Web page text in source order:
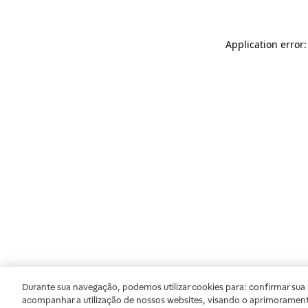
Application
Durante sua navegação, podemos utilizar cookies para: confirmar
acompanhar a utilização de nossos websites, visando o